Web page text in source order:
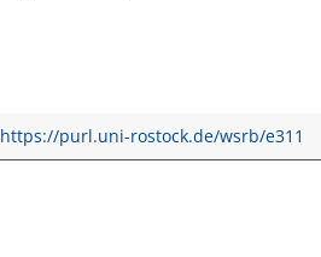
https://purl.uni-rostock.de/wsrb/e311